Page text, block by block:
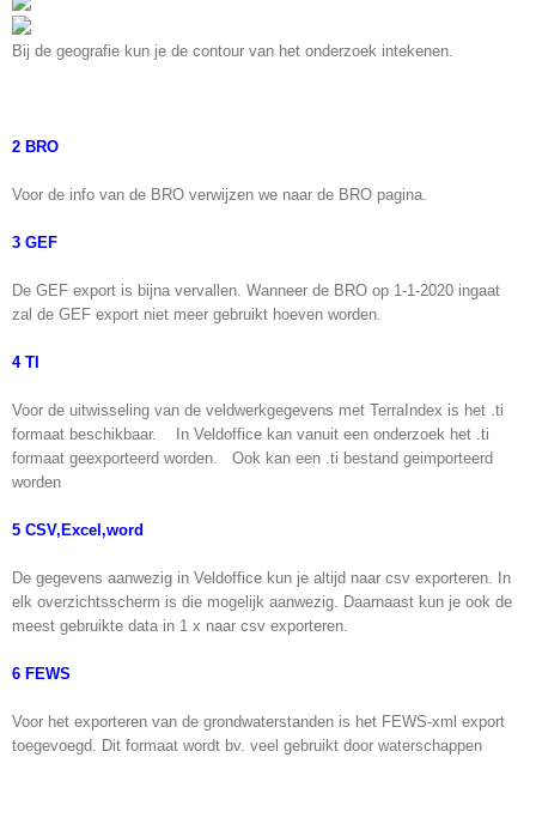
Bij de geografie kun je de contour van het onderzoek intekenen.
2 BRO
Voor de info van de BRO verwijzen we naar de BRO pagina.
3 GEF
De GEF export is bijna vervallen. Wanneer de BRO op 1-1-2020 ingaat
zal de GEF export niet meer gebruikt hoeven worden.
4 TI
Voor de uitwisseling van de veldwerkgegevens met TerraIndex is het .ti
formaat beschikbaar. In Veldoffice kan vanuit een onderzoek het .ti
formaat geexporteerd worden. Ook kan een .ti bestand geimporteerd
worden
5 CSV,Excel,word
De gegevens aanwezig in Veldoffice kun je altijd naar csv exporteren. In
elk overzichtsscherm is die mogelijk aanwezig. Daarnaast kun je ook de
meest gebruikte data in 1 x naar csv exporteren.
6 FEWS
Voor het exporteren van de grondwaterstanden is het FEWS-xml export
toegevoegd. Dit formaat wordt bv. veel gebruikt door waterschappen